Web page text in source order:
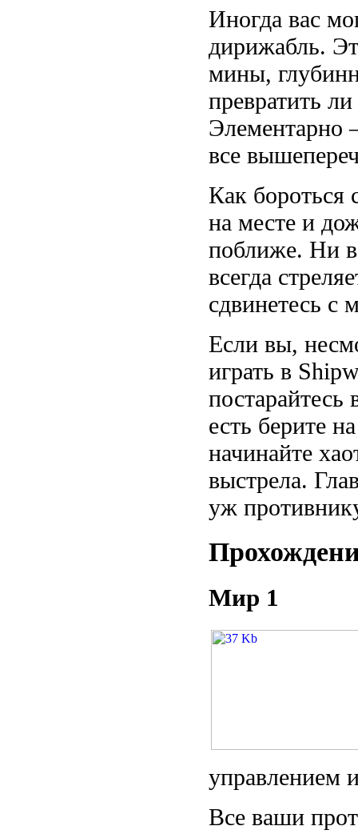
Иногда вас
дирижабль.
мины,
превратить
Элементарно
все
Как бороться
на месте и
поближе. Ни в
всегда
сдвинетесь с
Если вы,
играть в
постарайтесь
есть берите
начинайте
выстрела.
уж
Мир 1
управлением
Все ваши